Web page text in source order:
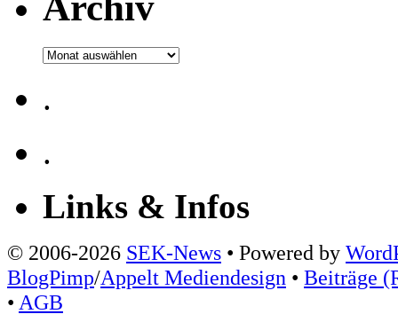
Archiv
.
.
Links & Infos
© 2006-2026 SEK-News • Powered by
BlogPimp/Appelt Mediendesign • Beiträge
• AGB